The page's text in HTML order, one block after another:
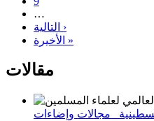
…
التالية ›
الأخيرة »
مقالات
مجالات وإضاءات